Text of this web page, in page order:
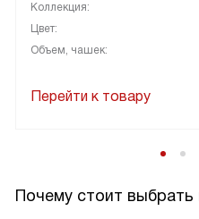
Коллекция:
Цвет:
Объем, чашек:
Перейти к товару
Почему стоит